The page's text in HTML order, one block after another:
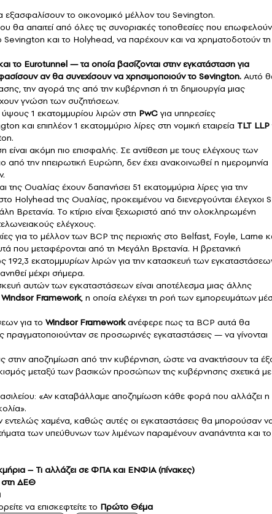
το οικονομικό μέλλον του Sevington.
θα απαιτεί από όλες τις συνοριακές τοποθεσίες που
Sevington και το Holyhead, να παρέχουν και να χρηματοδοτούν τη
το Eurotunnel — τα οποία βασίζονται στην εγκατάσταση για
αν θα συνεχίσουν να χρησιμοποιούν το Sevington. Αυτό
την αγορά της από την κυβέρνηση ή τη δημιουργία μιας
γνώση των συζητήσεων.
1 εκατομμυρίου λιρών στη PwC για υπηρεσίες
και επιπλέον 1 εκατομμύριο λίρες στη νομική εταιρεία TLT LLP
ακόμη πιο επισφαλής. Σε αντίθεση με τους ελέγχους των
την ηπειρωτική Ευρώπη, δεν έχει ανακοινωθεί η ημερομηνία
της Ουαλίας έχουν δαπανήσει 51 εκατομμύρια λίρες για την
Holyhead της Ουαλίας, προκειμένου να διενεργούνται έλεγχοι
Βρετανία. Το κτίριο είναι ξεχωριστό από την ολοκληρωμένη
ελέγχους.
για το μέλλον των BCP της περιοχής στο Belfast, Foyle, Larne
που μεταφέρονται από τη Μεγάλη Βρετανία. Η βρετανική
εκατομμυρίων λιρών για την κατασκευή των
μέχρι σήμερα.
αυτών των εγκαταστάσεων είναι αποτέλεσμα μιας άλλης
Windsor Framework, η οποία ελέγχει τη ροή των εμπορευμάτων
για το Windsor Frameworkανέφερε πως τα BCP αυτά θα
σε προσωρινές εγκαταστάσεις — να γίνονται
στην αποζημίωση από την κυβέρνηση, ώστε να ανακτήσουν τα
μεταξύ των βασικών προσώπων της κυβέρνησης σχετικά με
«Αν καταβάλλαμε αποζημίωση κάθε φορά που αλλάζει η
χαμένα, καθώς αυτές οι εγκαταστάσεις θα μπορούσαν
των υπεύθυνων των λιμένων παραμένουν αναπάντητα και το
– Τι αλλάζει σε ΦΠΑ και ΕΝΦΙΑ (πίνακες)
στη ΔΕΘ
να επισκεφτείτε το Πρώτο Θέμα